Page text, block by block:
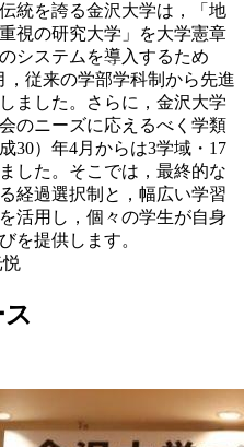
統を誇る金沢大学は，「地
視の研究大学」を大学憲章
システムを導入するため
，従来の学部学科制から先進
ました。さらに，金沢大学
のニーズに応えるべく学類
30）年4月からは3学域・17
した。そこでは，最終的な
経過選択制と，幅広い学習
活用し，個々の学生が自身
を提供します。